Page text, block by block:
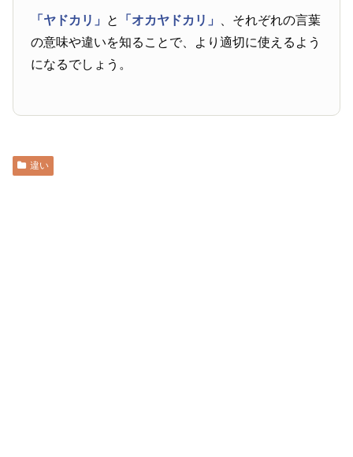
「ヤドカリ」 と 「オカヤドカリ」
、それぞれの言葉
の意味や違いを知ることで、より適切に使えるよう
になるでしょう。
違い